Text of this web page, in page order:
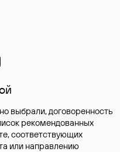
выбрали, договоренность
рекомендованных
соответствующих
или направлению